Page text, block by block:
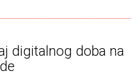
digitalnog doba na